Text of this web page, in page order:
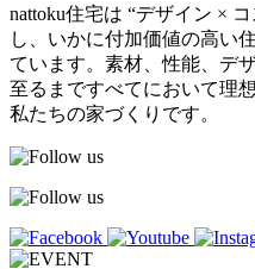
nattoku住宅は “デザイン ×
し、いかに付加価値の高い
ています。素材、性能、デ
至るまですべてにおいて理
私たちの家づくりです。